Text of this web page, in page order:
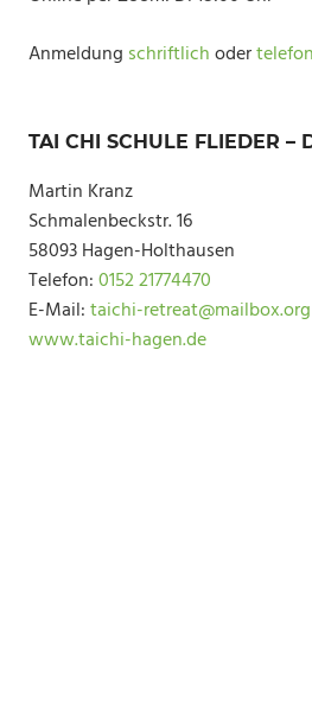
Anmeldung schriftlichoder
TAI CHI SCHULE FLIEDER –
Martin Kranz
Schmalenbeckstr. 16
58093 Hagen-Holthausen
Telefon:0152 21774470
E-Mail:taichi-retreat@mailbox.org
www.taichi-hagen.de